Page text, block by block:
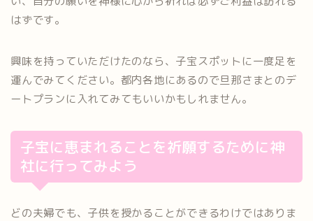
はずです。
興味を持っていただけたのなら、子宝スポットに一度足を
運んでみてください。都内各地にあるので旦那さまとのデ
ートプランに入れてみてもいいかもしれません。
子宝に恵まれることを祈願するために神
社に行ってみよう
どの夫婦でも、子供を授かることができるわけではありま